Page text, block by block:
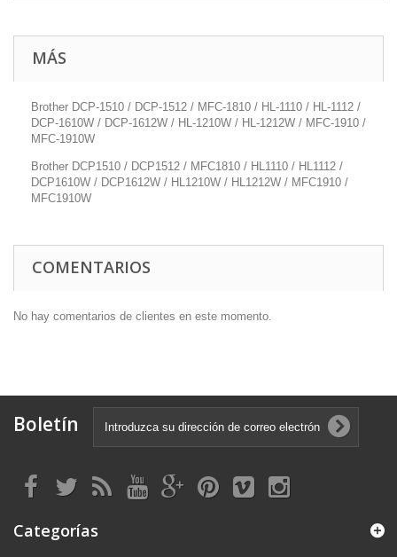
MÁS
Brother DCP-1510 / DCP-1512 / MFC-1810 / HL-1110 / HL-1112 /
DCP-1610W / DCP-1612W / HL-1210W / HL-1212W / MFC-1910 /
MFC-1910W
Brother DCP1510 / DCP1512 / MFC1810 / HL1110 / HL1112 /
DCP1610W / DCP1612W / HL1210W / HL1212W / MFC1910 /
MFC1910W
COMENTARIOS
No hay comentarios de clientes en este momento.
Boletín
Categorías